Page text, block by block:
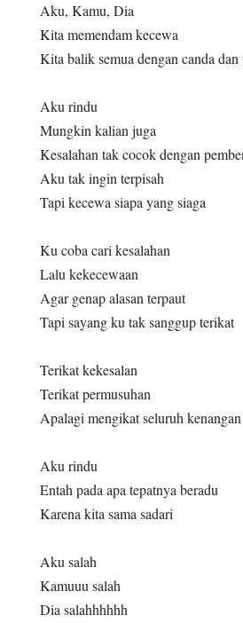
Aku, Kamu, Dia
Kita memendam kecewa
Kita balik semua dengan canda dan
Aku rindu
Mungkin kalian juga
Kesalahan tak cocok dengan
Aku tak ingin terpisah
Tapi kecewa siapa yang siaga
Ku coba cari kesalahan
Lalu kekecewaan
Agar genap alasan terpaut
Tapi sayang ku tak sanggup terikat
Terikat kekesalan
Terikat permusuhan
Apalagi mengikat seluruh
Aku rindu
Entah pada apa tepatnya beradu
Karena kita sama sadari
Aku salah
Kamuuu salah
Dia salahhhhhh